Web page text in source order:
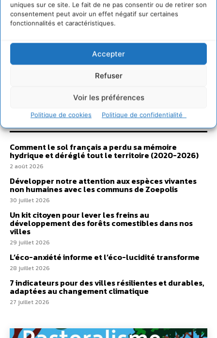
uniques sur ce site. Le fait de ne pas consentir ou de retirer son
consentement peut avoir un effet négatif sur certaines
fonctionnalités et caractéristiques.
Accepter
Refuser
Voir les préférences
Politique de cookies Politique de confidentialité
Sur Cdurable
Comment le sol français a perdu sa mémoire
hydrique et déréglé tout le territoire (2020-2026)
2 août 2026
Développer notre attention aux espèces vivantes
non humaines avec les communs de Zoepolis
30 juillet 2026
Un kit citoyen pour lever les freins au
développement des forêts comestibles dans nos
villes
29 juillet 2026
L’éco-anxiété informe et l’éco-lucidité transforme
28 juillet 2026
7 indicateurs pour des villes résilientes et durables,
adaptées au changement climatique
27 juillet 2026